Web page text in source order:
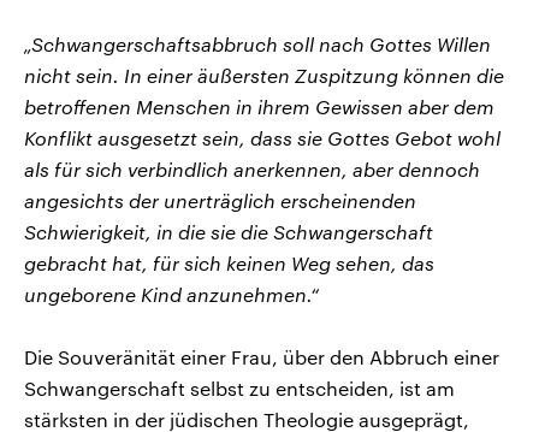
„Schwangerschaftsabbruch soll nach Gottes Willen
nicht sein. In einer äußersten Zuspitzung können die
betroffenen Menschen in ihrem Gewissen aber dem
Konflikt ausgesetzt sein, dass sie Gottes Gebot wohl
als für sich verbindlich anerkennen, aber dennoch
angesichts der unerträglich erscheinenden
Schwierigkeit, in die sie die Schwangerschaft
gebracht hat, für sich keinen Weg sehen, das
ungeborene Kind anzunehmen.“
Die Souveränität einer Frau, über den Abbruch einer
Schwangerschaft selbst zu entscheiden, ist am
stärksten in der jüdischen Theologie ausgeprägt,